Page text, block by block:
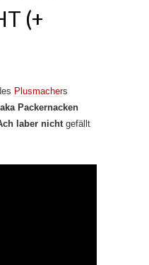
(+
Plusmachers
Packernacken
laber nicht gefällt